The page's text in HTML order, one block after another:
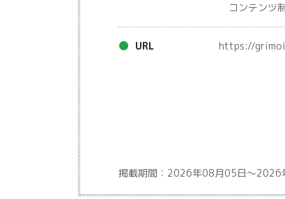
コンテンツ
URL https://
掲載期間：2026年08月05日～2026